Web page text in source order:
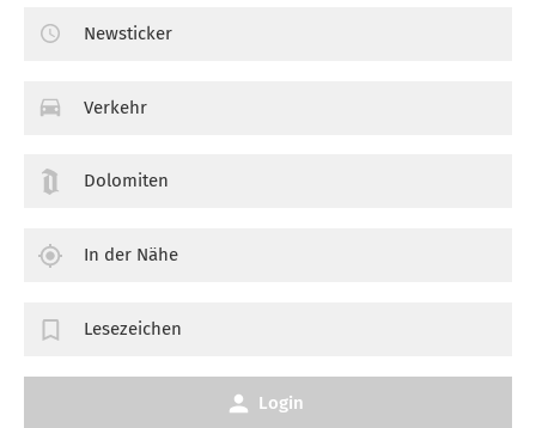
Newsticker
Verkehr
Dolomiten
In der Nähe
Lesezeichen
Login